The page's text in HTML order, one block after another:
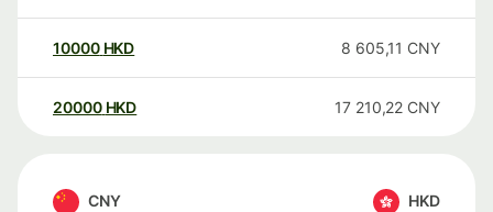
10000 HKD 8 605,11 CNY
20000 HKD 17 210,22 CNY
CNY HKD